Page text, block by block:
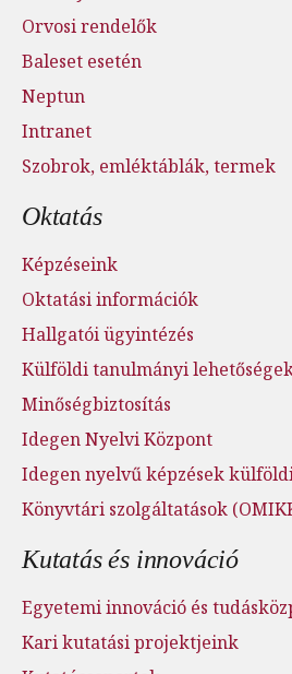
Orvosi rendelők
Baleset esetén
Neptun
Intranet
Szobrok, emléktáblák, termek
Oktatás
Képzéseink
Oktatási információk
Hallgatói ügyintézés
Külföldi tanulmányi
Minőségbiztosítás
Idegen Nyelvi Központ
Idegen nyelvű képzések
Könyvtári szolgáltatások
Kutatás és innováció
Egyetemi innováció és
Kari kutatási projektjeink